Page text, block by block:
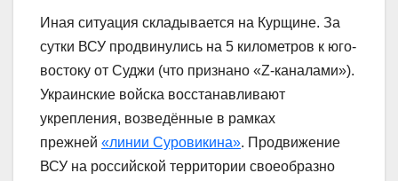
Иная ситуация складывается на Курщине. За
сутки ВСУ продвинулись на 5 километров к юго-
востоку от Суджи (что признано «Z-каналами»).
Украинские войска восстанавливают
укрепления, возведённые в рамках
прежней «линии Суровикина». Продвижение
ВСУ на российской территории своеобразно